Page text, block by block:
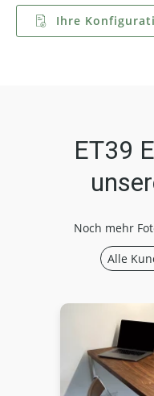
Ihre
ET39
Noch mehr
Alle